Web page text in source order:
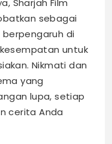
Sharjah Film
sebagai
di
untuk
Nikmati dan
yang
lupa, setiap
cerita Anda